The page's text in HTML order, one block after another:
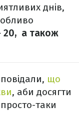
днів,
20, а також
що
, аби досягти
таки